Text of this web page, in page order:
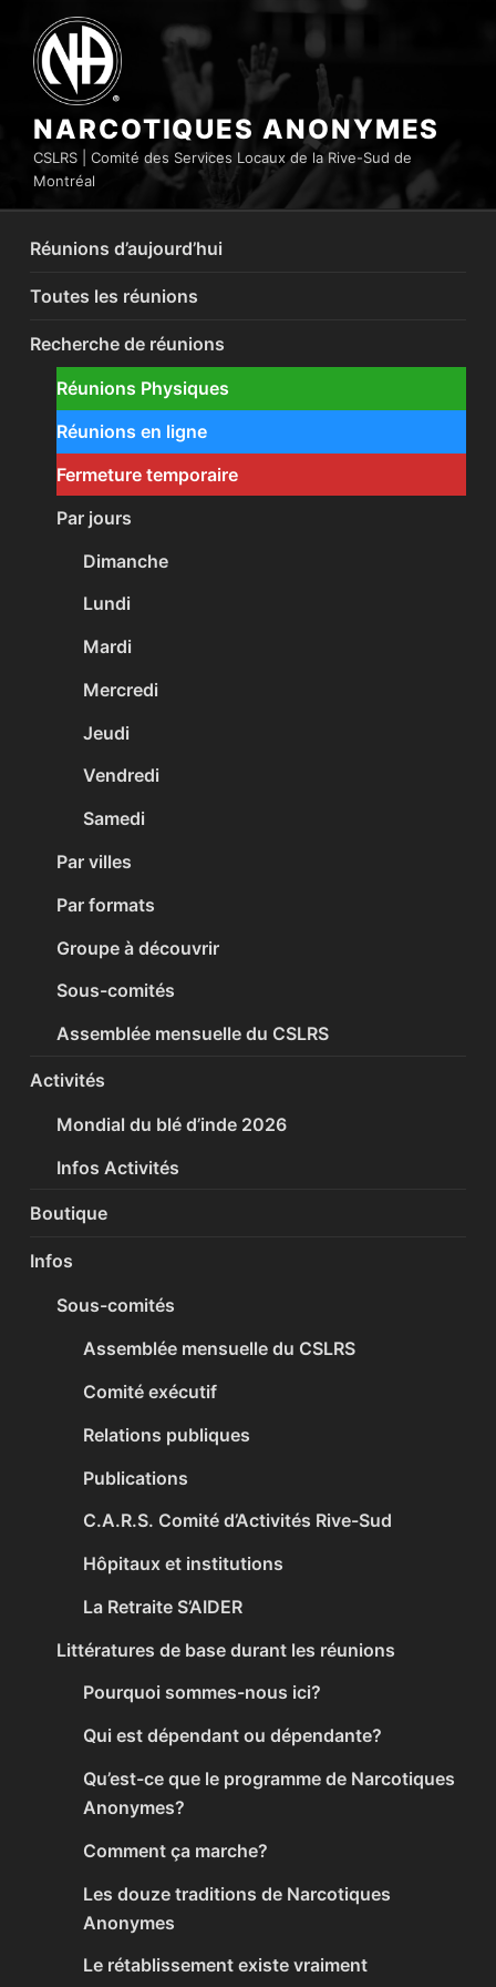
contenu
principal
NARCOTIQUES ANONYMES
CSLRS | Comité des Services Locaux de la Rive-Sud de
Montréal
Réunions d’aujourd’hui
Toutes les réunions
Recherche de réunions
Réunions Physiques
Réunions en ligne
Fermeture temporaire
Par jours
Dimanche
Lundi
Mardi
Mercredi
Jeudi
Vendredi
Samedi
Par villes
Par formats
Groupe à découvrir
Sous-comités
Assemblée mensuelle du CSLRS
Activités
Mondial du blé d’inde 2026
Infos Activités
Boutique
Infos
Sous-comités
Assemblée mensuelle du CSLRS
Comité exécutif
Relations publiques
Publications
C.A.R.S. Comité d’Activités Rive-Sud
Hôpitaux et institutions
La Retraite S’AIDER
Littératures de base durant les réunions
Pourquoi sommes-nous ici?
Qui est dépendant ou dépendante?
Qu’est-ce que le programme de Narcotiques
Anonymes?
Comment ça marche?
Les douze traditions de Narcotiques
Anonymes
Le rétablissement existe vraiment